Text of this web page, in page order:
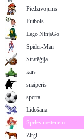
Piedzīvojums
Futbols
Lego NinjaGo
Spider-Man
Stratēģija
karš
snaiperis
sporta
Lidošana
Spēles meitenēm
Zirgi